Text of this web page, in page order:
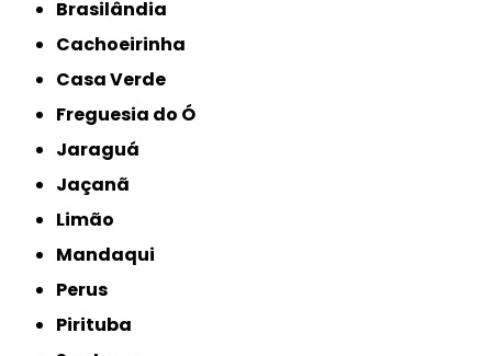
Brasilândia
Cachoeirinha
Casa Verde
Freguesia do Ó
Jaraguá
Jaçanã
Limão
Mandaqui
Perus
Pirituba